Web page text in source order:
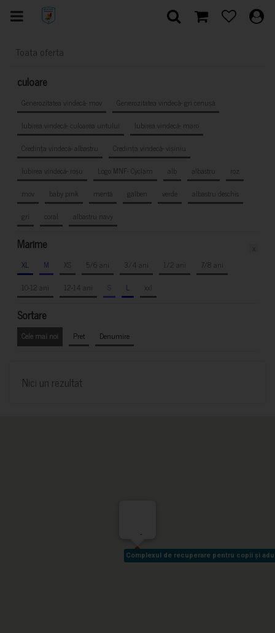
Toata oferta
culoare
Generozitatea vindecă- mov
Generozitatea vindecă- gri cenușă
Iubirea vindecă- culoarea untului
Iubirea vindecă- maro
Credința vindecă- albastru
Credința vindecă- vișiniu
Iubirea vindecă- roșu
Logo MNF- Cyclam alb albastru
roz
mov
baby pink mentă galben verde
albastru deschis
gri
coral albastru navy
Marime
XL M XS 5/6 ani 3/4 ani 1/2 ani
7/8 ani
10-12 ani
12-14 ani S L xxl
Sortare
Cele mai noi Pret Denumire
Nici un rezultat
Complexul de recuperare pentru copii și
Complexul de recuperare pentru copii și
-